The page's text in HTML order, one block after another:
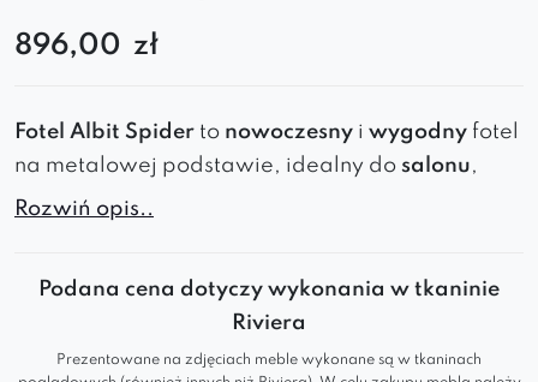
896,00 zł
Fotel Albit Spider to nowoczesny i wygodny fotel
na metalowej podstawie, idealny do salonu,
jadalni
kawiarni
Pikowany mebel wyróżnia się wyjątkowo
mueleganckiiklasyczny wygląd.
Rozwiń opis..
Podana cena dotyczy wykonania w tkaninie
Riviera
Prezentowane na zdjęciach meble wykonane są w tkaninach